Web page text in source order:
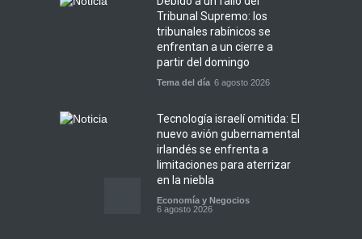
Tribunal Supremo: los
tribunales rabínicos se
enfrentan a un cierre a
partir del domingo
Tema del día 6 agosto 2026
Tecnología israelí omitida: El
nuevo avión gubernamental
irlandés se enfrenta a
limitaciones para aterrizar
en la niebla
Economía y Negocios
6 agosto 2026